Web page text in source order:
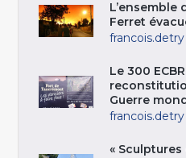
L’ensemble
Ferret
francois.detry
Le 300
Guerre
francois.detry
«